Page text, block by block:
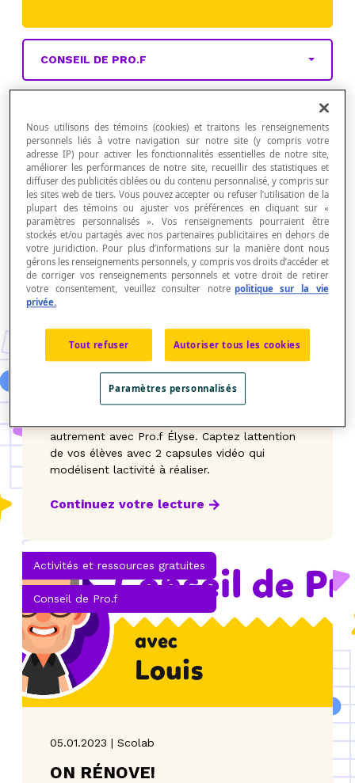
CONSEIL DE PRO.F
Activités et ressources gratuites
Conseil de Pro.f
PLUS COURT OU PLUS LONG?
autrement avec Pro.f Élyse. Captez lattention
de vos élèves avec 2 capsules vidéo qui
modélisent lactivité à réaliser.
Continuez votre lecture
Activités et ressources gratuites
Conseil de Pro.f
05.01.2023 | Scolab
ON RÉNOVE!
Nous utilisons des témoins (cookies) et traitons les renseignements
personnels liés à votre navigation sur notre site (y compris votre
adresse IP) pour activer les fonctionnalités essentielles de notre site,
améliorer les performances de notre site, recueillir des statistiques et
diffuser des publicités ciblées ou du contenu personnalisé, y compris sur
les sites web de tiers. Vous pouvez accepter ou refuser l’utilisation de la
plupart des témoins ou ajuster vos préférences en cliquant sur «
paramètres personnalisés ». Vos renseignements pourraient être
stockés et/ou partagés avec nos partenaires publicitaires en dehors de
votre juridiction. Pour plus d’informations sur la manière dont nous
gérons les renseignements personnels, y compris vos droits d’accéder et
de corriger vos renseignements personnels et votre droit de retirer
votre consentement, veuillez consulter notre politique sur la vie
privée.
Tout refuser Autoriser tous les cookies
Paramètres personnalisés